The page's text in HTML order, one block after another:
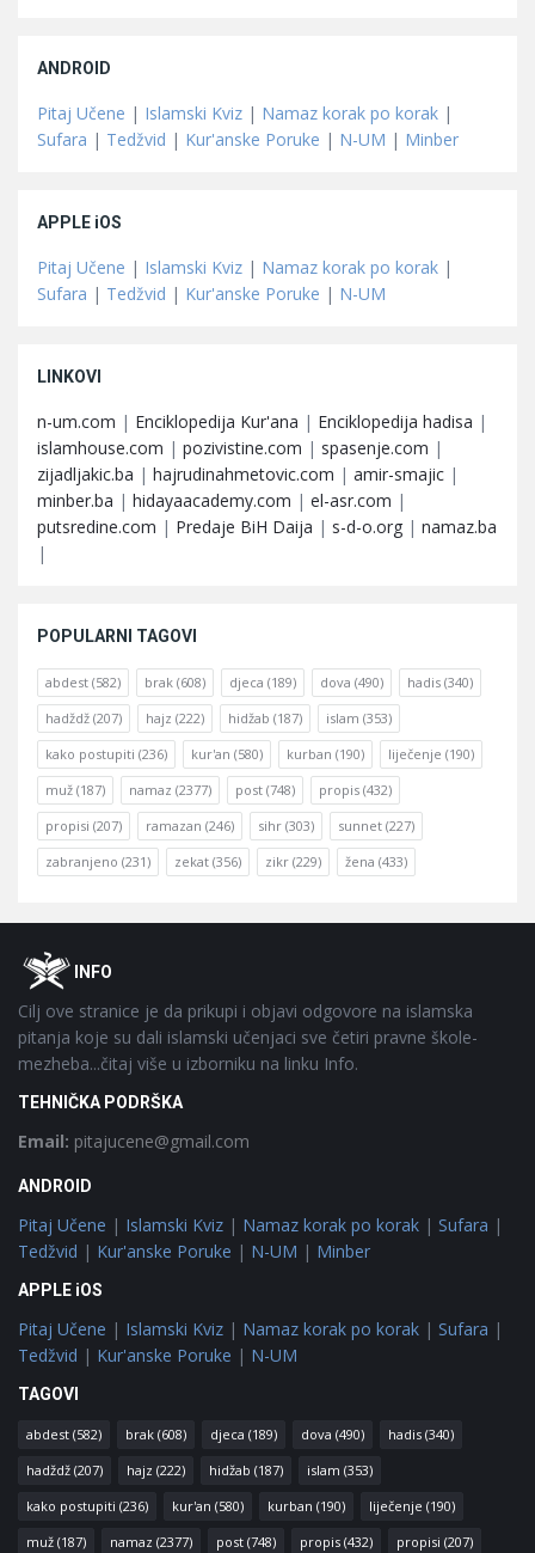
ANDROID
Pitaj Učene | Islamski Kviz | Namaz korak po korak |
Sufara | Tedžvid | Kur'anske Poruke | N-UM | Minber
APPLE iOS
Pitaj Učene | Islamski Kviz | Namaz korak po korak |
Sufara | Tedžvid | Kur'anske Poruke | N-UM
LINKOVI
n-um.com | Enciklopedija Kur'ana | Enciklopedija hadisa |
islamhouse.com | pozivistine.com | spasenje.com |
zijadljakic.ba | hajrudinahmetovic.com | amir-smajic |
minber.ba | hidayaacademy.com | el-asr.com |
putsredine.com | Predaje BiH Daija | s-d-o.org | namaz.ba
|
POPULARNI TAGOVI
abdest (582) brak (608) djeca (189) dova (490) hadis (340)
hadždž (207) hajz (222) hidžab (187) islam (353)
kako postupiti (236) kur'an (580) kurban (190) liječenje (190)
muž (187) namaz (2377) post (748) propis (432)
propisi (207) ramazan (246) sihr (303) sunnet (227)
zabranjeno (231) zekat (356) zikr (229) žena (433)
FooterOINFO
Cilj ove stranice je da prikupi i objavi odgovore na islamska
pitanja koje su dali islamski učenjaci sve četiri pravne škole-
mezheba...čitaj više u izborniku na linku Info.
TEHNIČKA PODRŠKA
Email: pitajucene@gmail.com
ANDROID
Pitaj Učene | Islamski Kviz | Namaz korak po korak | Sufara |
Tedžvid | Kur'anske Poruke | N-UM | Minber
APPLE iOS
Pitaj Učene | Islamski Kviz | Namaz korak po korak | Sufara |
Tedžvid | Kur'anske Poruke | N-UM
TAGOVI
abdest (582) brak (608) djeca (189) dova (490) hadis (340)
hadždž (207) hajz (222) hidžab (187) islam (353)
kako postupiti (236) kur'an (580) kurban (190) liječenje (190)
muž (187) namaz (2377) post (748) propis (432) propisi (207)